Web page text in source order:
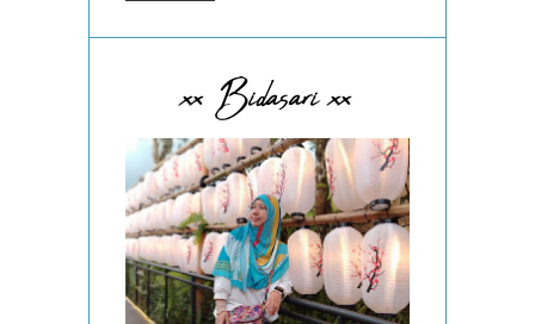
xx Bidasari xx